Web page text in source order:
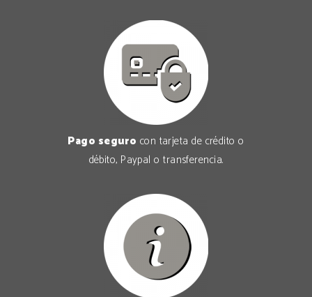
Pago seguro con tarjeta de crédito o
débito, Paypal o transferencia.